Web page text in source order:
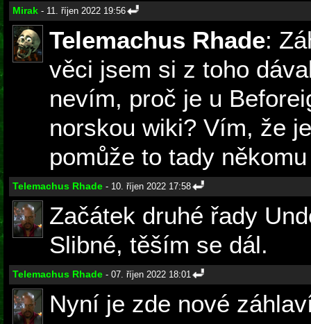
Mirak - 11. říjen 2022 19:56
Telemachus Rhade:
věci jsem si z toho
nevím, proč je u
norskou wiki? Vím, že
pomůže to tady
Telemachus Rhade - 10. říjen 2022 17:58
Začátek druhé řady
Slibné, těším se dál.
Telemachus Rhade - 07. říjen 2022 18:01
Nyní je zde nové